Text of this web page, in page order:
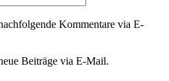
Kommentare via E-
Beiträge via E-Mail.